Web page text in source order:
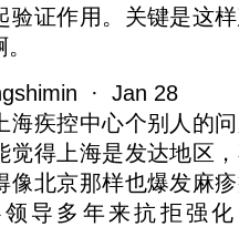
验证作用。关键是这
· Jan 28
海疾控中心个别人的
觉得上海是发达地区
像北京那样也爆发麻
导多年来抗拒强